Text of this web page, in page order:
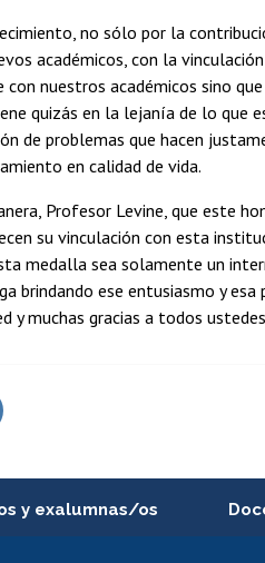
no sólo por la
académicos, con la
con nuestros académicos sino
quizás en la lejanía de lo que
de problemas que hacen
en calidad de vida.
Profesor Levine, que este
su vinculación con esta
medalla sea solamente un
brindando ese entusiasmo y
y muchas gracias a todos
y exalumnas/os